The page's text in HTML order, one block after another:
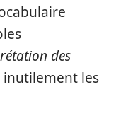
des
inutilement les